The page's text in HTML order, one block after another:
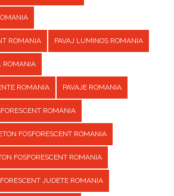
ROMANIA PAVAJ LUMINOS ROMANIA
ROMANIA
ROMANIA PAVAJE ROMANIA
ROMANIA
FOSFORESCENT ROMANIA
FOSFORESCENT ROMANIA
JUDETE ROMANIA